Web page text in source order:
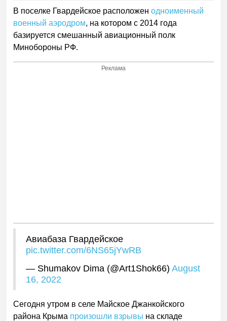
В поселке Гвардейское расположенодноименный
военный аэродром, на котором с 2014 года
базируется смешанный авиационный полк
Минобороны РФ.
Реклама
Авиабаза Гвардейское
pic.twitter.com/6NS65jYwRB
— Shumakov Dima (@Art1Shok66)August
16, 2022
Сегодня утром в селе Майское Джанкойского
района Крыма произошли взрывы на складе